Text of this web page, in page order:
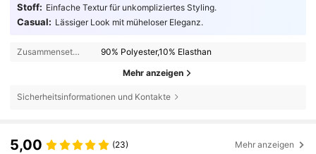
Stoff: Einfache Textur für unkompliziertes Styling.
Casual: Lässiger Look mit müheloser Eleganz.
Zusammensetzung: 90% Polyester,10% Elasthan
Mehr anzeigen
Sicherheitsinformationen und Kontakte
5,00 (23) Mehr anzeigen